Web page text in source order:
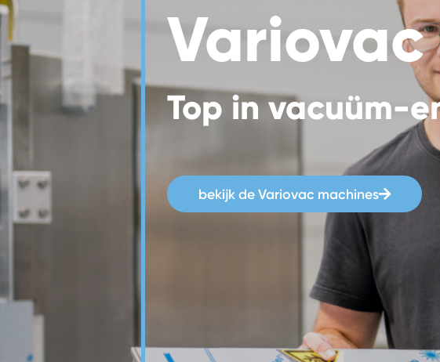
Variovac
Top in vacuüm-
bekijk de Variovac machines